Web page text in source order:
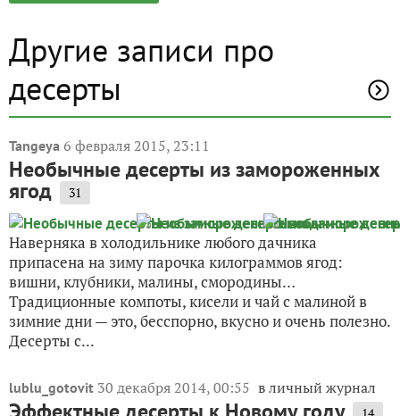
Другие записи про
десерты
Tangeya 6 февраля 2015, 23:11
Необычные десерты из замороженных
ягод 31
Наверняка в холодильнике любого дачника
припасена на зиму парочка килограммов ягод:
вишни, клубники, малины, смородины…
Традиционные компоты, кисели и чай с малиной в
зимние дни — это, бесспорно, вкусно и очень полезно.
Десерты с...
lublu_gotovit 30 декабря 2014, 00:55 в личный журнал